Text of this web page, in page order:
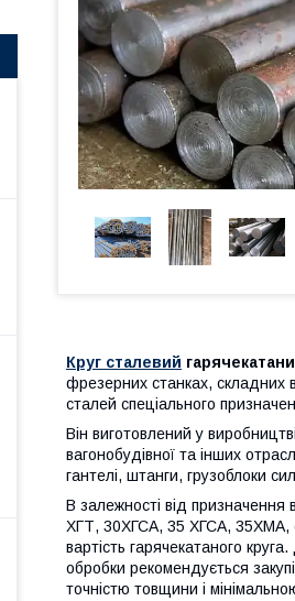
Круг сталевий
фрезерних станках, складних
сталей спеціального
Він виготовлений у
вагонобудівної та інших
гантелі, штанги, грузоблоки
В залежності від призначення
ХГТ, 30ХГСА, 35 ХГСА, 35ХМА,
вартість гарячекатаного
обробки рекомендується
точністю товщини і